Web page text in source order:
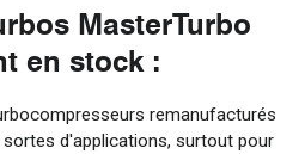
MasterTurbo
en stock :
remanufacturés
d'applications, surtout pour